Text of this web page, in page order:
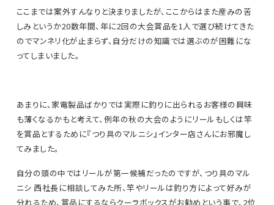
ここまでは案外すんなりと決まりましたが、ここからはまた産みの苦
しみというか20数年間、年に2回の大会賞品を1人で選び続けてきた
のでマンネリ化が止まらず、自分だけの知識では選ぶのが困難にな
ってしまいました。
あまりに、家電製品ばかりでは実際に釣りに出られるお客様の興味
も薄くなるかもと考えて、例年の秋の大会のようにリールもしくは竿
を賞品とするために『つり具のマルニシ』インター店さんにお邪魔し
てみました。
自分の頭の中ではリールが第一候補だったのですが、つり具のマル
ニシ 西社長に相談してみた所、竿やリールは釣り方によって好みが
分れるため、賞品にするならクーラボックスがお勧めという事で、2位